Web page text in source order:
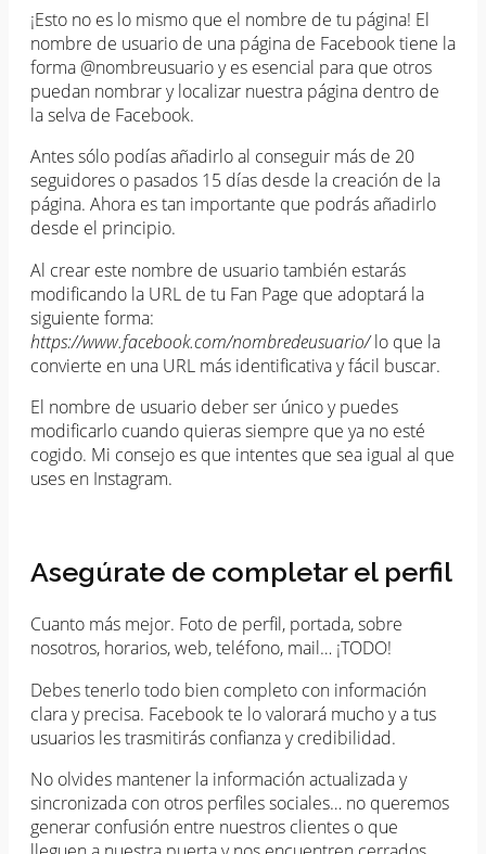
¡Esto no es lo mismo que el nombre de tu página! El
nombre de usuario de una página de Facebook tiene la
forma @nombreusuario y es esencial para que otros
puedan nombrar y localizar nuestra página dentro de
la selva de Facebook.
Antes sólo podías añadirlo al conseguir más de 20
seguidores o pasados 15 días desde la creación de la
página. Ahora es tan importante que podrás añadirlo
desde el principio.
Al crear este nombre de usuario también estarás
modificando la URL de tu Fan Page que adoptará la
siguiente forma:
https://www.facebook.com/nombredeusuario/lo que la
convierte en una URL más identificativa y fácil buscar.
El nombre de usuario deber ser único y puedes
modificarlo cuando quieras siempre que ya no esté
cogido. Mi consejo es que intentes que sea igual al que
uses en Instagram.
Asegúrate de completar el perfil
Cuanto más mejor. Foto de perfil, portada, sobre
nosotros, horarios, web, teléfono, mail… ¡TODO!
Debes tenerlo todo bien completo con información
clara y precisa. Facebook te lo valorará mucho y a tus
usuarios les trasmitirás confianza y credibilidad.
No olvides mantener la información actualizada y
sincronizada con otros perfiles sociales… no queremos
generar confusión entre nuestros clientes o que